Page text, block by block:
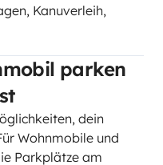
Kanuverleih,
parken
dein
Wohnmobile und
Parkplätze am